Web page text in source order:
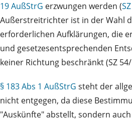
19 AußStrG erzwungen werden (
Außerstreitrichter ist in der Wahl
erforderlichen Aufklärungen, die
und gesetzesentsprechenden
keiner Richtung beschränkt (SZ
§ 183 Abs 1 AußStrG steht der
nicht entgegen, da diese
"Auskünfte" abstellt, sondern